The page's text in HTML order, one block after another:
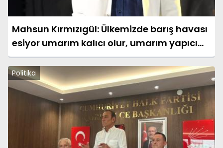
Mahsun Kırmızıgül: Ülkemizde barış havası
esiyor umarım kalıcı olur, umarım yapıcı
olur
Politika